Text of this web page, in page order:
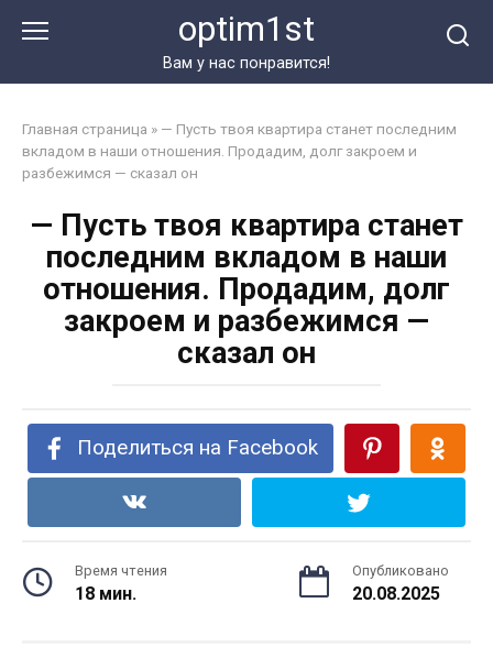
optim1st
Вам у нас понравится!
Главная страница » — Пусть твоя квартира станет последним
вкладом в наши отношения. Продадим, долг закроем и
разбежимся — сказал он
— Пусть твоя квартира станет
последним вкладом в наши
отношения. Продадим, долг
закроем и разбежимся —
сказал он
Поделиться на Facebook
Время чтения
18 мин.
Опубликовано
20.08.2025